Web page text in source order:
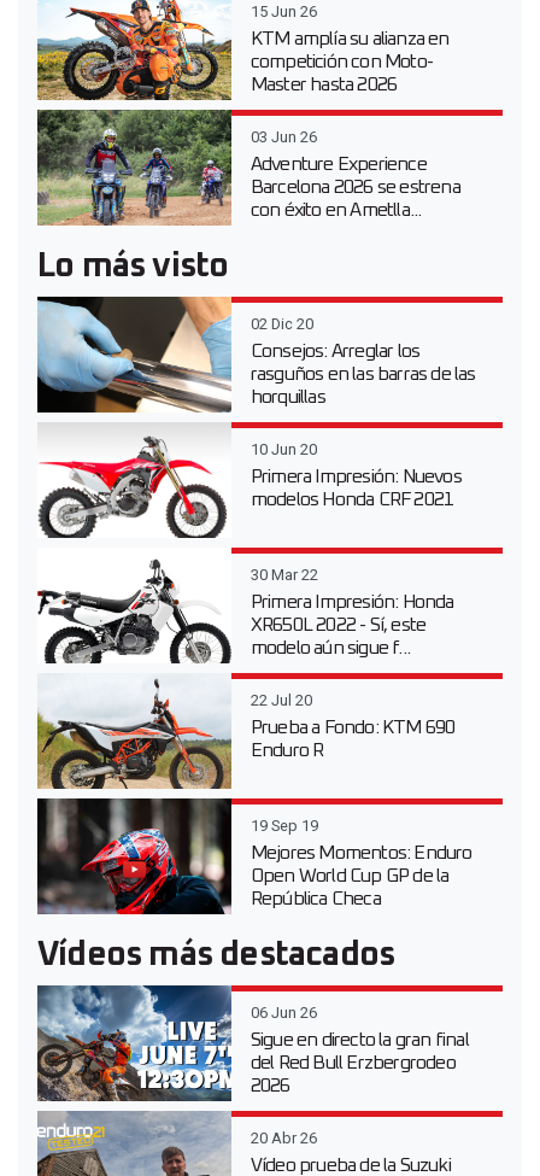
15 Jun 26
KTM amplía su alianza en
competición con Moto-
Master hasta 2026
03 Jun 26
Adventure Experience
Barcelona 2026 se estrena
con éxito en Ametlla...
Lo más visto
02 Dic 20
Consejos: Arreglar los
rasguños en las barras de las
horquillas
10 Jun 20
Primera Impresión: Nuevos
modelos Honda CRF 2021
30 Mar 22
Primera Impresión: Honda
XR650L 2022 - Sí, este
modelo aún sigue f...
22 Jul 20
Prueba a Fondo: KTM 690
Enduro R
19 Sep 19
Mejores Momentos: Enduro
Open World Cup GP de la
República Checa
Vídeos más destacados
06 Jun 26
Sigue en directo la gran final
del Red Bull Erzbergrodeo
2026
20 Abr 26
Vídeo prueba de la Suzuki